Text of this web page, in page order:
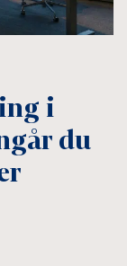
i
du